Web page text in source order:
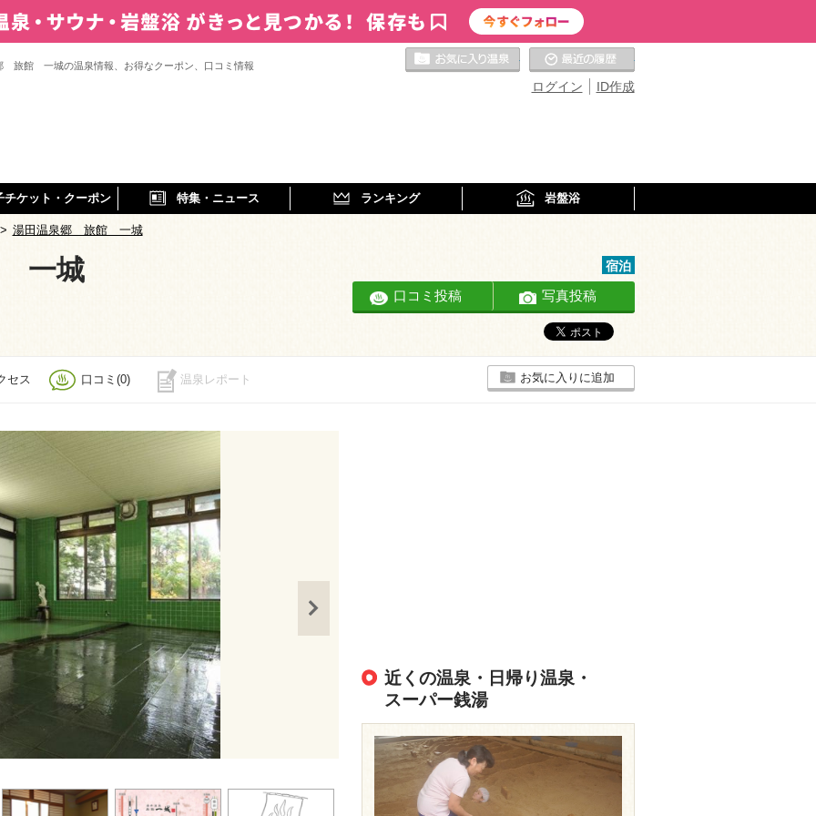
旅館 一城の温泉情報、お得なクーポン、口コミ情報
ID作成
ログイン
お気に入りの温泉
チケット・クーポン 特集・ニュース ランキング 岩盤浴
> 湯田温泉郷 旅館 一城
一城 宿泊
口コミ投稿 写真投稿
セス 口コミ(0) 温泉レポート お気に入りに追加
https://travel.rakuten.co.jp/HOTEL/128265/
近くの温泉・日帰り温泉・
スーパー銭湯